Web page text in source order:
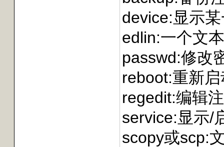
device:显示
edlin:一个文
passwd:修改
reboot:重新
regedit:编辑
service:显示/
scopy或scp: